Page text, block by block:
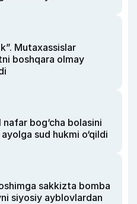
Mutaxassislar
boshqara olmay
nafar bog‘cha bolasini
sud hukmi o‘qildi
sakkizta bomba
siyosiy ayblovlardan